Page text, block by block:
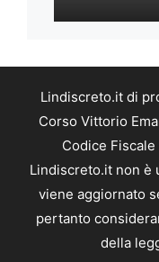
Lindiscreto.it di
Corso Vittorio
Codice
Lindiscreto.it non è
viene aggiornato
pertanto
della